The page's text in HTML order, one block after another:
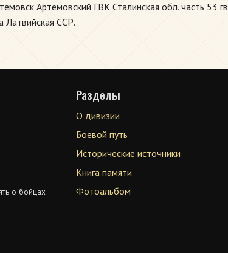
Артемовский ГВК Сталинская обл. часть 53
Латвийская ССР.
о бойцах
Разделы
О дивизии
Боевой путь
Исторические источники
Книга памяти
Фотоальбом